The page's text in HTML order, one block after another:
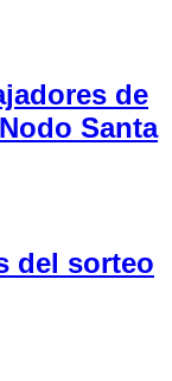
de
Santa
del sorteo